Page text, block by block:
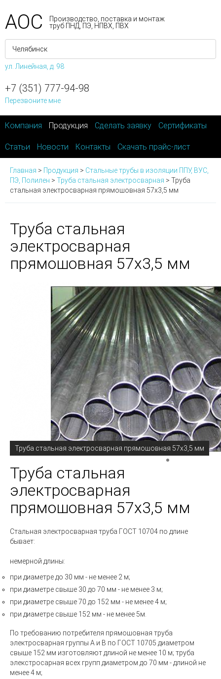
АОС
Производство, поставка и монтаж
труб ПНД, ПЭ, НПВХ, ПВХ
ул. Линейная, д. 98
+7 (351) 777-94-98
Перезвоните мне
Компания Продукция Сделать заявку Сертификаты
Статьи Новости Контакты Скачать прайс-лист
Главная > Продукция > Стальные трубы в изоляции ППУ, ВУС,
ПЭ, Полилен > Труба стальная электросварная > Труба
стальная электросварная прямошовная 57х3,5 мм
Труба стальная
электросварная
прямошовная 57х3,5 мм
Труба стальная электросварная прямошовная 57х3,5 мм
Труба стальная
электросварная
прямошовная 57х3,5 мм
Стальная электросварная труба ГОСТ 10704 по длине
бывает:
немерной длины:
при диаметре до 30 мм - не менее 2 м;
при диаметре свыше 30 до 70 мм - не менее 3 м;
при диаметре свыше 70 до 152 мм - не менее 4 м;
при диаметре свыше 152 мм - не менее 5м.
По требованию потребителя прямошовная труба
электросварная группы А и В по ГОСТ 10705 диаметром
свыше 152 мм изготовляют длиной не менее 10 м; труба
элекстросарная всех групп диаметром до 70 мм - длиной не
менее 4 м;